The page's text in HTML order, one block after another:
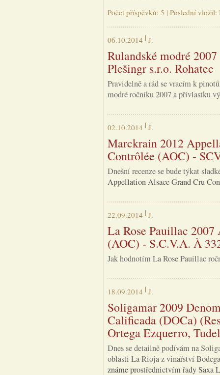
Počet příspěvků: 5 | Poslední
06.10.2014 J.
Rulandské modré
Plešingr s.r.o. Rohatec
Pravidelně a rád se vracím k
modré ročníku 2007 a přívlastku
02.10.2014 J.
Marckrain 2012
Contrôlée (AOC) -
Dnešní recenze se bude týkat
Appellation Alsace Grand Cru
22.09.2014 J.
La Rose Pauillac
(AOC) - S.C.V.A. À
Jak hodnotím La Rose Pauillac
18.09.2014 J.
Soligamar 2009
Calificada (DOCa)
Ortega Ezquerro,
Dnes se detailně podívám na
oblasti La Rioja z vinařství
známe prostřednictvím řady Saxa